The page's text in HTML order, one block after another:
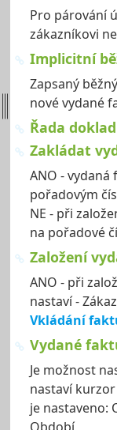
Pro párování
zákazníkovi
Implicitní
Zapsaný
nové vydané
Řada
Zakládat
ANO -
pořadovým
NE - při
na pořadové
Založení
ANO - při
nastaví -
Vkládání
Vydané
Je možnost
nastaví
je nastaveno: